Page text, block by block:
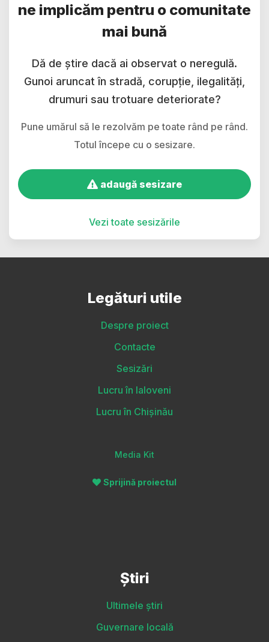
ne implicăm pentru o comunitate
mai bună
Dă de știre dacă ai observat o neregulă.
Gunoi aruncat în stradă, corupție, ilegalități,
drumuri sau trotuare deteriorate?
Pune umărul să le rezolvăm pe toate rând pe rând.
Totul începe cu o sesizare.
adaugă sesizare
Vezi toate sesizările
Legături utile
Despre proiect
Contacte
Sesizări
Lucru în Ialoveni
Lucru în Chișinău
Media Kit
Sprijină proiectul
Știri
Ultimele știri
Guvernare locală